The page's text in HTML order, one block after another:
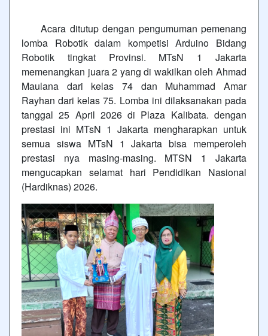
Acara ditutup dengan pengumuman pemenang
lomba Robotik dalam kompetisi Arduino Bidang
Robotik tingkat Provinsi. MTsN 1 Jakarta
memenangkan juara 2 yang di wakilkan oleh Ahmad
Maulana dari kelas 74 dan Muhammad Amar
Rayhan dari kelas 75. Lomba ini dilaksanakan pada
tanggal 25 April 2026 di Plaza Kalibata. dengan
prestasi ini MTsN 1 Jakarta mengharapkan untuk
semua siswa MTsN 1 Jakarta bisa memperoleh
prestasi nya masing-masing. MTSN 1 Jakarta
mengucapkan selamat hari Pendidikan Nasional
(Hardiknas) 2026.